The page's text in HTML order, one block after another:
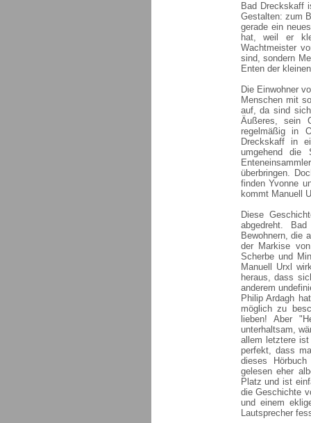
Bad Dreckskaff
Gestalten: zum
gerade ein
hat, weil er
Wachtmeister
sind, sondern
Enten der
Die Einwohner
Menschen mit
auf, da sind
Äußeres, sein
regelmäßig in
Dreckskaff in
umgehend die
überbringen.
finden Yvonne
kommt Manuell
Diese
abgedreht.
Bewohnern, die
der Markise
Scherbe und
Manuell Urxl
heraus, dass
anderem
Philip Ardagh
möglich zu
lieben! Aber
unterhaltsam,
allem letztere
perfekt, dass
dieses
gelesen eher
Platz und ist
die Geschichte
und einem
Lautsprecher